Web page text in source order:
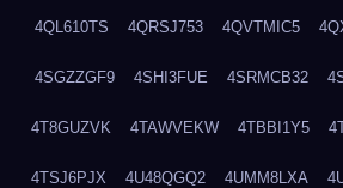
4QL610TS 4QRSJ753 4QVTMIC5
4SGZZGF9 4SHI3FUE 4SRMCB32
4T8GUZVK 4TAWVEKW 4TBBI1Y5
4TSJ6PJX 4U48QGQ2 4UMM8LXA